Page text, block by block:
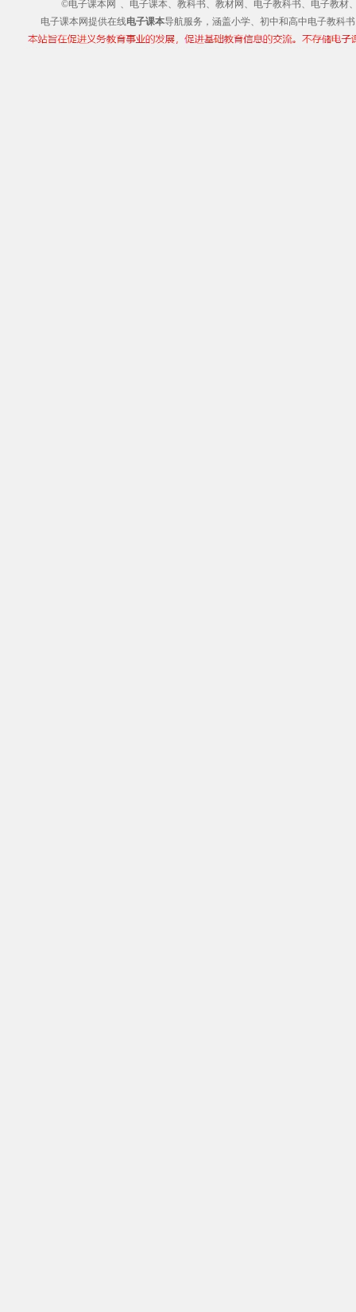
©电子课本网 、电子课本、教科书、教材网、电子教科书、电子教材
电子课本网提供在线电子课本导航服务，涵盖小学、初中和高中电子教科